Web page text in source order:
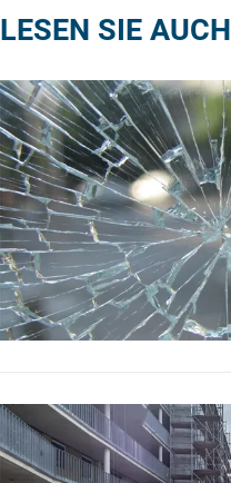
LESEN SIE AUCH